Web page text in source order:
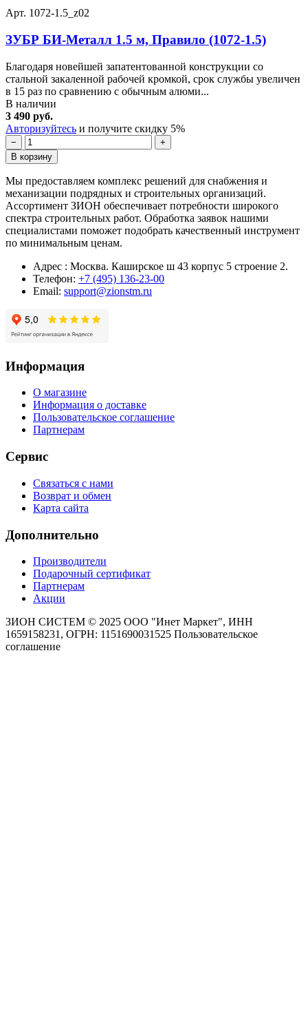
Арт. 1072-1.5_z02
ЗУБР БИ-Металл 1.5 м, Правило (1072-1.5)
Благодаря новейшей запатентованной конструкции со
стальной закаленной рабочей кромкой, срок службы увеличен
в 15 раз по сравнению с обычным алюми...
В наличии
3 490 руб.
Авторизуйтесь и получите скидку 5%
−
+
В корзину
Мы предоставляем комплекс решений для снабжения и
механизации подрядных и строительных организаций.
Ассортимент ЗИОН обеспечивает потребности широкого
спектра строительных работ. Обработка заявок нашими
специалистами поможет подобрать качественный инструмент
по минимальным ценам.
Адрес : Москва. Каширское ш 43 корпус 5 строение 2.
Телефон: +7 (495) 136-23-00
Email: support@zionstm.ru
Информация
О магазине
Информация о доставке
Пользовательское соглашение
Партнерам
Сервис
Связаться с нами
Возврат и обмен
Карта сайта
Дополнительно
Производители
Подарочный сертификат
Партнерам
Акции
ЗИОН СИСТЕМ © 2025 ООО "Инет Маркет", ИНН
1659158231, ОГРН: 1151690031525 Пользовательское
соглашение